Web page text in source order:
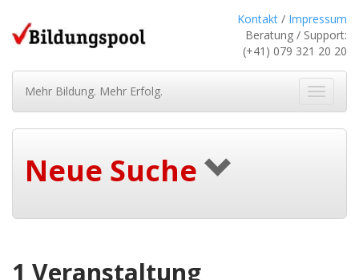
Kontakt / Impressum
Beratung / Support:
(+41) 079 321 20 20
ein-/
Mehr Bildung. Mehr Erfolg.
Neue Suche
1 Veranstaltung